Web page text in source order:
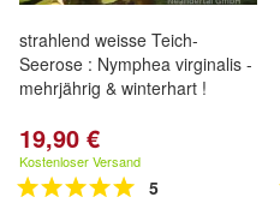
strahlend weisse Teich-
Seerose : Nymphea virginalis -
mehrjährig & winterhart !
19,90 €
Kostenloser Versand
5